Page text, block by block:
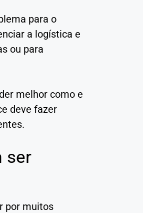
para o
a logística e
ou para
melhor como e
deve fazer
ser
por muitos